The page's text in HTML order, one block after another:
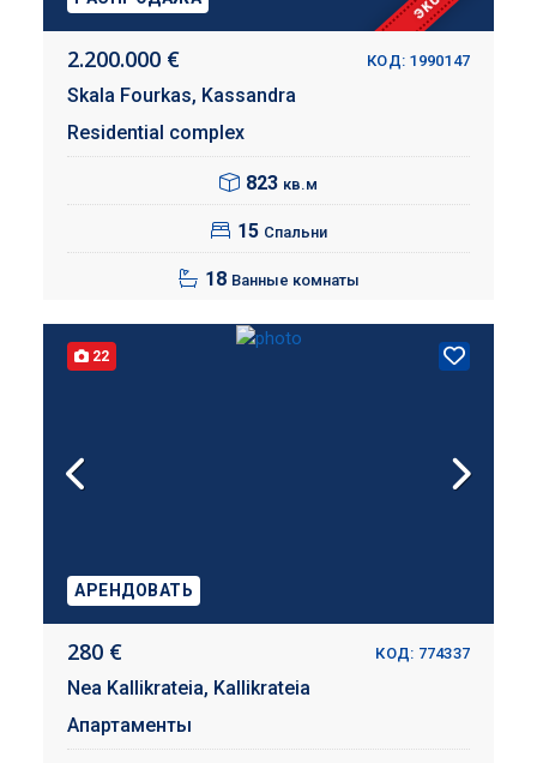
2.200.000 € КОД: 1990147
Skala Fourkas, Kassandra
Residential complex
823 кв.м
15 Спальни
18 Ванные комнаты
22
АРЕНДОВАТЬ
280 € КОД: 774337
Nea Kallikrateia, Kallikrateia
Апартаменты